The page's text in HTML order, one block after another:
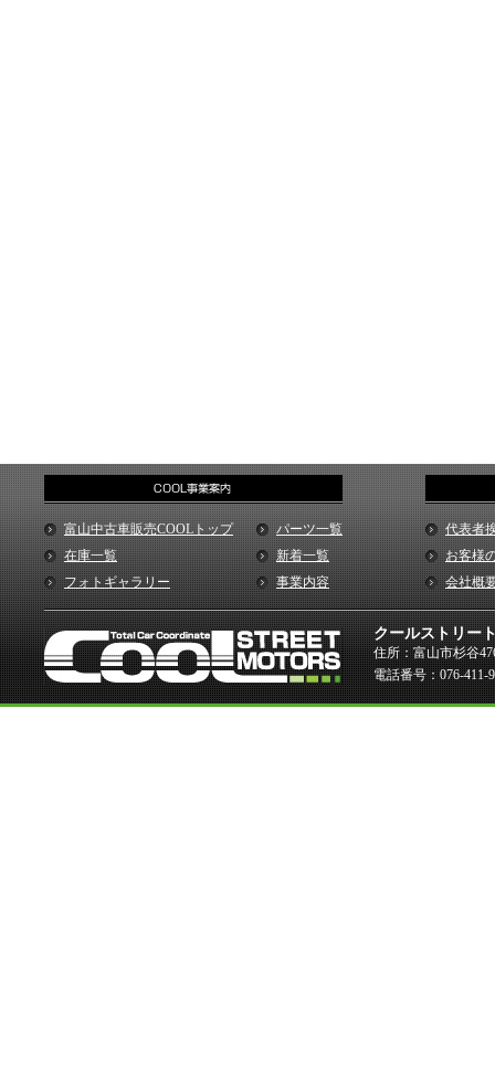
富山中古車販売COOLトップ
パーツ一覧
在庫一覧
新着一覧
フォトギャラリー
事業内容
代表者
お客様
会社概
クールストリー
住所：富山市杉谷
電話番号：076-